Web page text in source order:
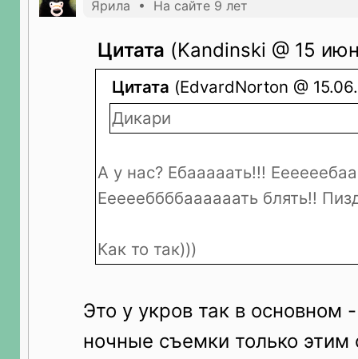
Ярила • На сайте 9 лет
Цитата (Kandinski @ 15
Цитата (EdvardNorton @
Дикари
А у нас? Ебааааать!!!
Еееееббббаааааать блять!!
Как то так)))
Это у укров так в основном
ночные съемки только этим